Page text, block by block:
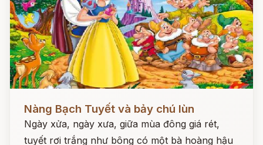
Nàng Bạch Tuyết và bảy chú lùn
Ngày xửa, ngày xưa, giữa mùa đông giá rét,
tuyết rơi trắng như bông có một bà hoàng hậu